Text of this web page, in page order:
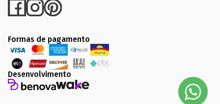
Formas de pagamento
Desenvolvimento